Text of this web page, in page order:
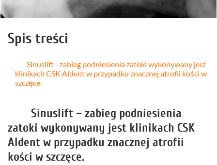
Spis treści
Sinuslift - zabieg podniesienia zatoki wykonywany jest
klinikach CSK Aldent w przypadku znacznej atrofii kości w
szczęce.
Sinuslift – zabieg podniesienia
zatoki wykonywany jest klinikach CSK
Aldent w przypadku znacznej atrofii
kości w szczęce.